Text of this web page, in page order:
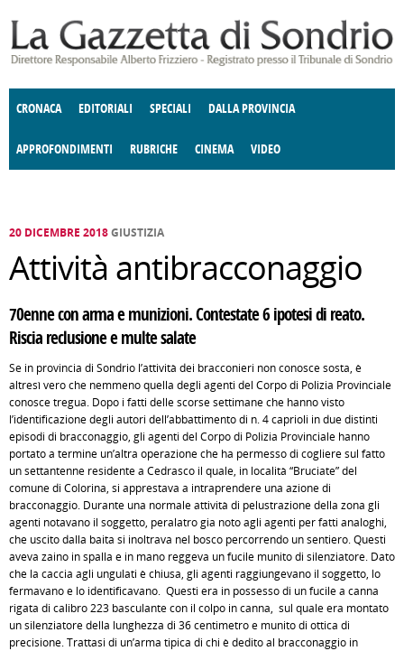
CRONACA EDITORIALI SPECIALI DALLA PROVINCIA
APPROFONDIMENTI
E SPETTACOLI POLITICA
RUBRICHE
DELLE IDEE FATTI DELLO SPIRITO
CINEMA VIDEO
20 DICEMBRE 2018GIUSTIZIA
Attività antibracconaggio
70enne con arma e munizioni. Contestate 6 ipotesi di reato.
Riscia reclusione e multe salate
Se in provincia di Sondrio l’attività dei bracconieri non conosce sosta, è
altresì vero che nemmeno quella degli agenti del Corpo di Polizia Provinciale
conosce tregua. Dopo i fatti delle scorse settimane che hanno visto
l’identificazione degli autori dell’abbattimento di n. 4 caprioli in due distinti
episodi di bracconaggio, gli agenti del Corpo di Polizia Provinciale hanno
portato a termine un’altra operazione che ha permesso di cogliere sul fatto
un settantenne residente a Cedrasco il quale, in località “Bruciate” del
comune di Colorina, si apprestava a intraprendere una azione di
bracconaggio. Durante una normale attività di pelustrazione della zona gli
agenti notavano il soggetto, peralatro gia noto agli agenti per fatti analoghi,
che uscito dalla baita si inoltrava nel bosco percorrendo un sentiero. Questi
aveva zaino in spalla e in mano reggeva un fucile munito di silenziatore. Dato
che la caccia agli ungulati è chiusa, gli agenti raggiungevano il soggetto, lo
fermavano e lo identificavano. Questi era in possesso di un fucile a canna
rigata di calibro 223 basculante con il colpo in canna, sul quale era montato
un silenziatore della lunghezza di 36 centimetro e munito di ottica di
precisione. Trattasi di un’arma tipica di chi è dedito al bracconaggio in